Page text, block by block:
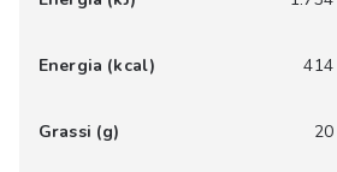
Energia (kcal) 414
Grassi (g) 20